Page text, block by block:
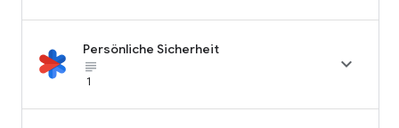
Persönliche Sicherheit
subject_black
1
